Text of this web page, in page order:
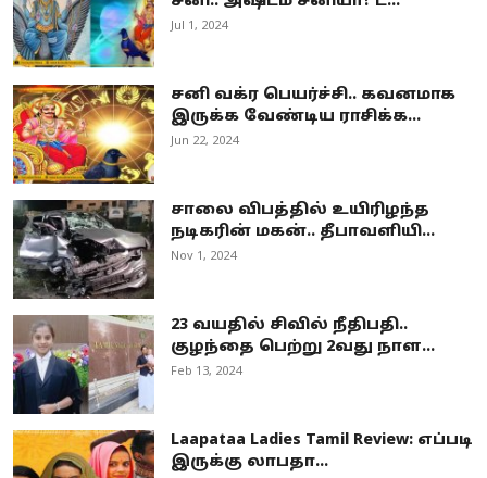
Jul 1, 2024
சனி வக்ர பெயர்ச்சி.. கவனமாக
இருக்க வேண்டிய ராசிக்க...
Jun 22, 2024
சாலை விபத்தில் உயிரிழந்த
நடிகரின் மகன்.. தீபாவளியி...
Nov 1, 2024
23 வயதில் சிவில் நீதிபதி..
குழந்தை பெற்று 2வது நாள...
Feb 13, 2024
Laapataa Ladies Tamil Review: எப்படி
இருக்கு லாபதா...